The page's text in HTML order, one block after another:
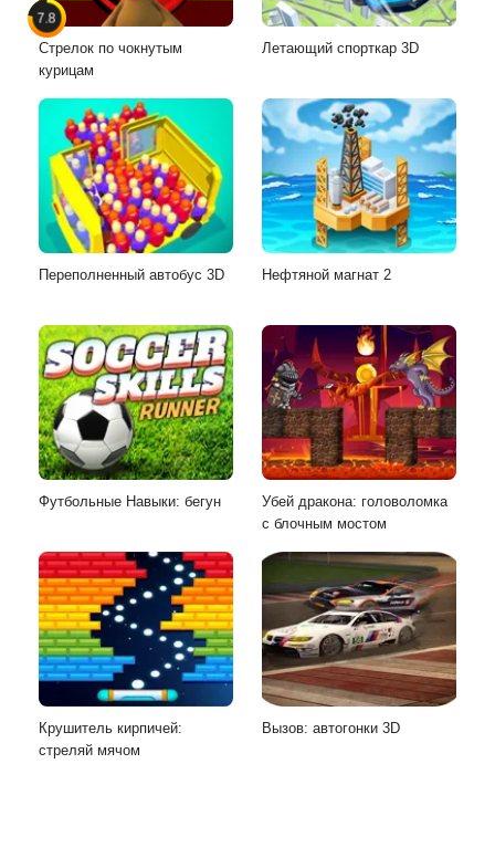
7.8
Стрелок по чокнутым
курицам
Летающий спорткар 3D
Переполненный автобус 3D Нефтяной магнат 2
Футбольные Навыки: бегун
Убей дракона: головоломка
с блочным мостом
Крушитель кирпичей:
стреляй мячом
Вызов: автогонки 3D